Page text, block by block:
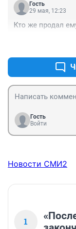
Гость
29 мая, 12:23
Кто же продал
Гость
Войти
Новости СМИ2
1